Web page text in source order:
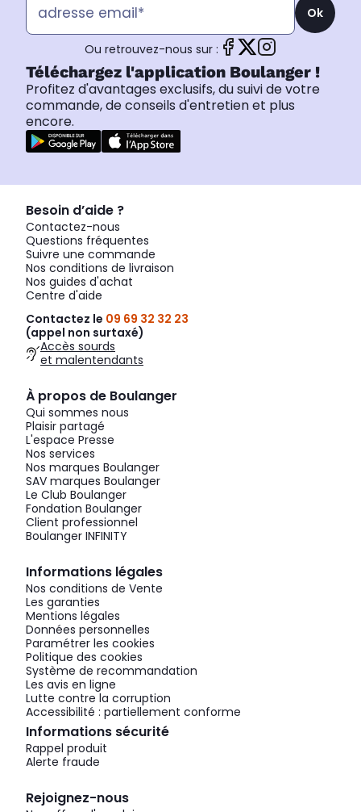
Ok
Ou retrouvez-nous sur :
Téléchargez l'application Boulanger !
Profitez d'avantages exclusifs, du suivi de votre
commande, de conseils d'entretien et plus
encore.
Besoin d’aide ?
Contactez-nous
Questions fréquentes
Suivre une commande
Nos conditions de livraison
Nos guides d'achat
Centre d'aide
Contactez le 09 69 32 32 23
(appel non surtaxé)
Accès sourds
et malentendants
À propos de Boulanger
Qui sommes nous
Plaisir partagé
L'espace Presse
Nos services
Nos marques Boulanger
SAV marques Boulanger
Le Club Boulanger
Fondation Boulanger
Client professionnel
Boulanger INFINITY
Informations légales
Nos conditions de Vente
Les garanties
Mentions légales
Données personnelles
Paramétrer les cookies
Politique des cookies
Système de recommandation
Les avis en ligne
Lutte contre la corruption
Accessibilité : partiellement conforme
Informations sécurité
Rappel produit
Alerte fraude
Rejoignez-nous